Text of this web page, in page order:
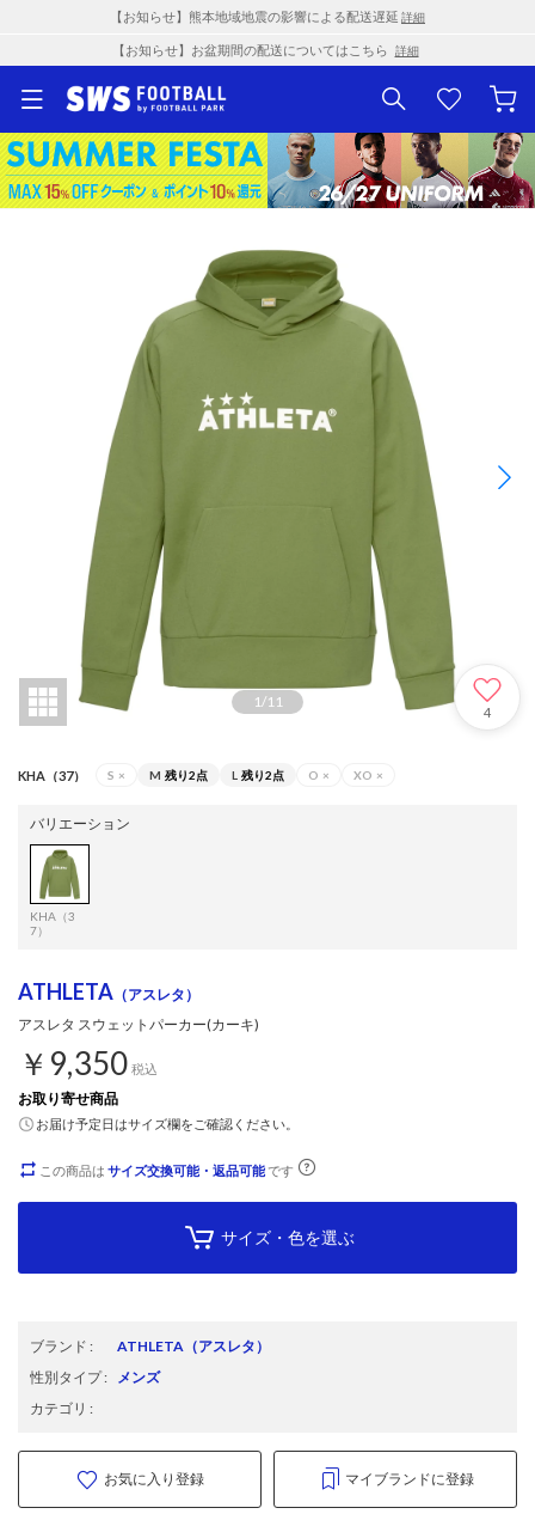
【お知らせ】熊本地域地震の影響による配送遅延 詳細
【お知らせ】お盆期間の配送についてはこちら 詳細
1/11
4
KHA（37） S × M 残り2点 L 残り2点 O × XO ×
バリエーション
KHA（3
7）
ATHLETA （アスレタ）
アスレタ スウェットパーカー(カーキ)
￥9,350 税込
お取り寄せ商品
お届け予定日はサイズ欄をご確認ください。
この商品は サイズ交換可能・返品可能です
サイズ・色を選ぶ
ブランド : ATHLETA （アスレタ）
性別タイプ: メンズ
カテゴリ :
お気に入り登録 マイブランドに登録